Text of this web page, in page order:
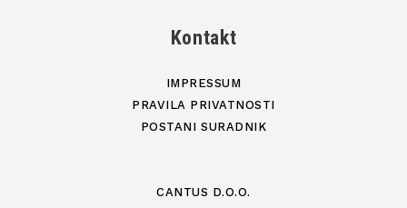
Kontakt
IMPRESSUM
PRAVILA PRIVATNOSTI
POSTANI SURADNIK
CANTUS D.O.O.